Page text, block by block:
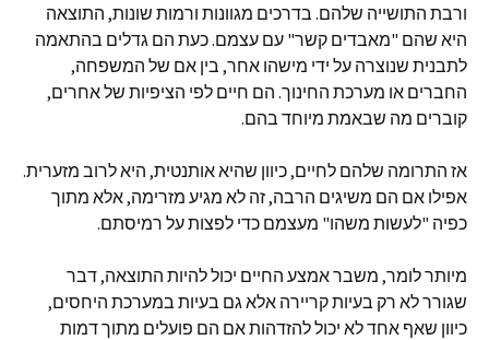
ורבת התושייה שלהם. בדרכים מגוונות ורמות שונות, התוצאה
היא שהם "מאבדים קשר" עם עצמם. כעת הם גדלים בהתאמה
לתבנית שנוצרה על ידי מישהו אחר, בין אם של המשפחה,
החברים או מערכת החינוך. הם חיים לפי הציפיות של אחרים,
קוברים מה שבאמת מיוחד בהם.
אז התרומה שלהם לחיים, כיוון שהיא אותנטית, היא לרוב מזערית.
אפילו אם הם משיגים הרבה, זה לא מגיע מזרימה, אלא מתוך
כפיה "לעשות משהו" מעצמם כדי לפצות על רמיסתם.
מיותר לומר, משבר אמצע החיים יכול להיות התוצאה, דבר
שגורר לא רק בעיות קריירה אלא גם בעיות במערכת היחסים,
כיוון שאף אחד לא יכול להזדהות אם הם פועלים מתוך דמות